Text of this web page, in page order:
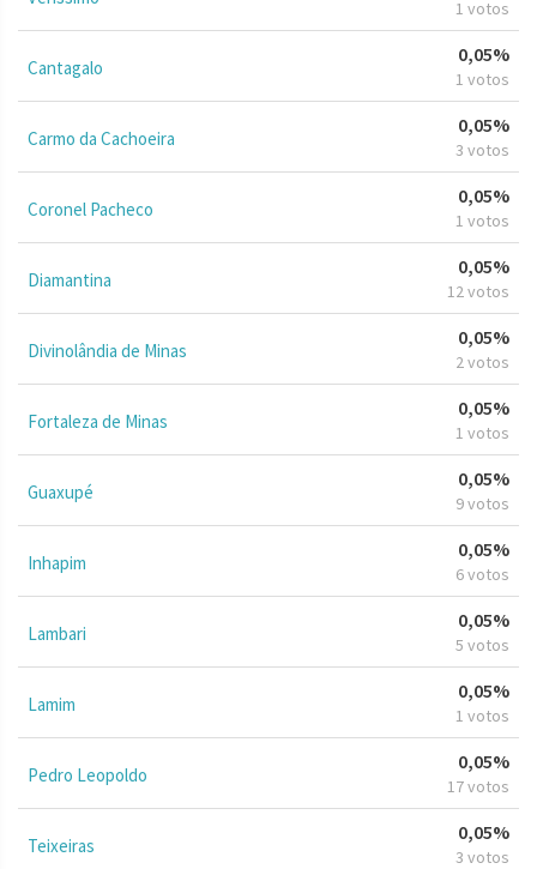
1 votos
Cantagalo
0,05%
1 votos
Carmo da Cachoeira
0,05%
3 votos
Coronel Pacheco
0,05%
1 votos
Diamantina
0,05%
12 votos
Divinolândia de Minas
0,05%
2 votos
Fortaleza de Minas
0,05%
1 votos
Guaxupé
0,05%
9 votos
Inhapim
0,05%
6 votos
Lambari
0,05%
5 votos
Lamim
0,05%
1 votos
Pedro Leopoldo
0,05%
17 votos
Teixeiras
0,05%
3 votos